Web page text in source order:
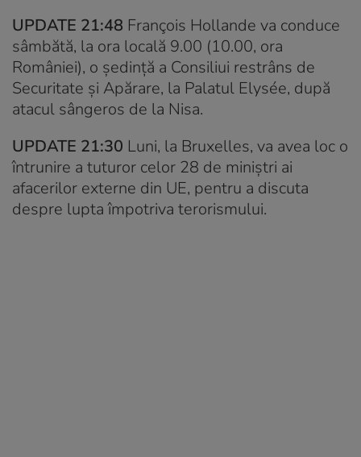
UPDATE 21:48 François Hollande va conduce
sâmbătă, la ora locală 9.00 (10.00, ora
României), o şedinţă a Consiliui restrâns de
Securitate şi Apărare, la Palatul Elysée, după
atacul sângeros de la Nisa.
UPDATE 21:30 Luni, la Bruxelles, va avea loc o
întrunire a tuturor celor 28 de miniştri ai
afacerilor externe din UE, pentru a discuta
despre lupta împotriva terorismului.